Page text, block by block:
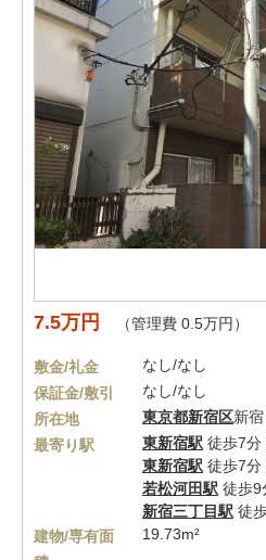
7.5万円 （管理費 0.5万円）
敷金/礼金
なし/なし
保証金/敷引
なし/なし
所在地
東京都新宿区新
最寄り駅
東新宿駅 徒歩7分
東新宿駅 徒歩7分
若松河田駅 徒歩9
新宿三丁目駅 徒
建物/専有面
19.73m²